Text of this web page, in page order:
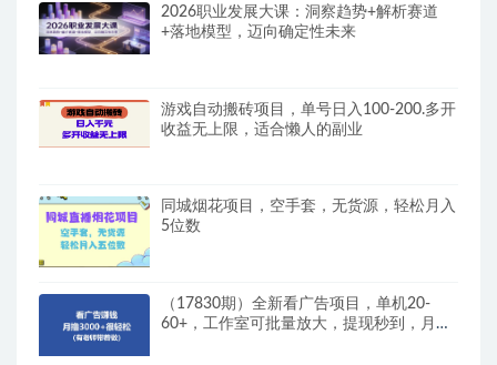
2026职业发展大课：洞察趋势+解析赛道
+落地模型，迈向确定性未来
游戏自动搬砖项目，单号日入100-200.多开
收益无上限，适合懒人的副业
同城烟花项目，空手套，无货源，轻松月入
5位数
（17830期）全新看广告项目，单机20-
60+，工作室可批量放大，提现秒到，月撸